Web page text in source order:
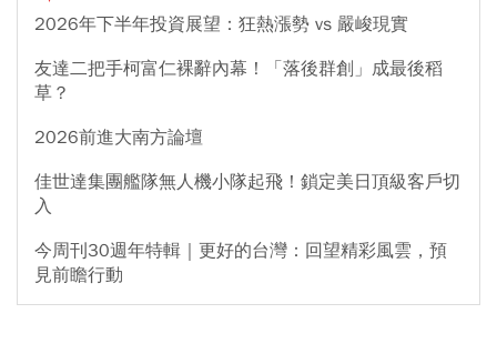
2026年下半年投資展望：狂熱漲勢 vs 嚴峻現實
友達二把手柯富仁裸辭內幕！「落後群創」成最後稻
草？
2026前進大南方論壇
佳世達集團艦隊無人機小隊起飛！鎖定美日頂級客戶切
入
今周刊30週年特輯｜更好的台灣：回望精彩風雲，預
見前瞻行動